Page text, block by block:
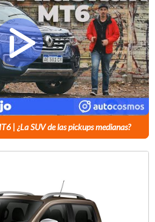
| ¿La SUV de las pickups medianas?